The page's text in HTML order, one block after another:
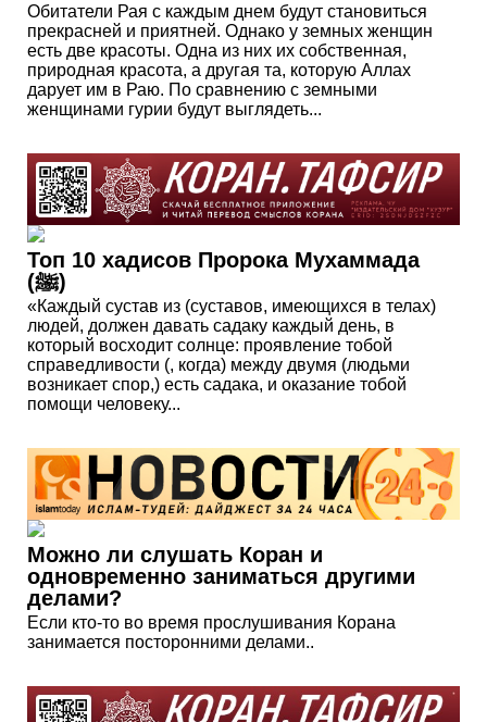
Обитатели Рая с каждым днем будут становиться
прекрасней и приятней. Однако у земных женщин
есть две красоты. Одна из них их собственная,
природная красота, а другая та, которую Аллах
дарует им в Раю. По сравнению с земными
женщинами гурии будут выглядеть...
Топ 10 хадисов Пророка Мухаммада
(ﷺ)
«Каждый сустав из (суставов, имеющихся в телах)
людей, должен давать садаку каждый день, в
который восходит солнце: проявление тобой
справедливости (, когда) между двумя (людьми
возникает спор,) есть садака, и оказание тобой
помощи человеку...
Можно ли слушать Коран и
одновременно заниматься другими
делами?
Если кто-то во время прослушивания Корана
занимается посторонними делами..